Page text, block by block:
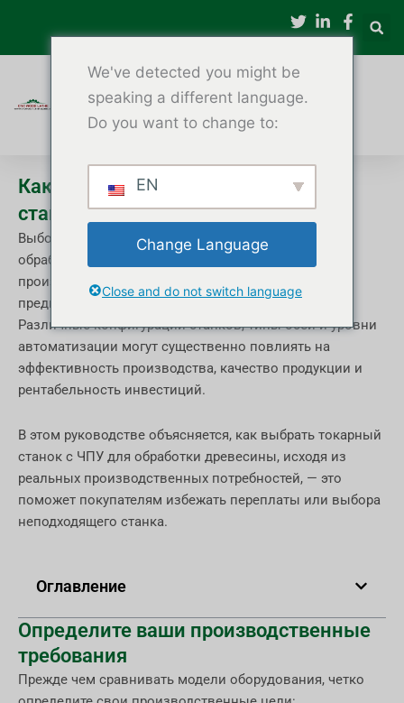
содержимому
Как правильно выбрать токарный
станок с ЧПУ по дереву
Выбор подходящего токарного станка с ЧПУ для
обработки древесины — важнейшее решение для
производителей мебели и деревообрабатывающих
предприятий.
Различные конфигурации станков, типы осей и уровни
автоматизации могут существенно повлиять на
эффективность производства, качество продукции и
рентабельность инвестиций.
В этом руководстве объясняется, как выбрать токарный
станок с ЧПУ для обработки древесины, исходя из
реальных производственных потребностей, — это
поможет покупателям избежать переплаты или выбора
неподходящего станка.
Оглавление
Определите ваши производственные
требования
Прежде чем сравнивать модели оборудования, четко
We've detected you might be
speaking a different language.
Do you want to change to:
EN
Change Language
Close and do not switch language